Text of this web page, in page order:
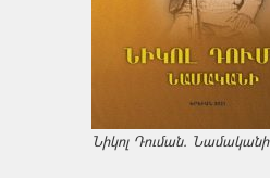
Նիկոլ Դուման. Նամականի